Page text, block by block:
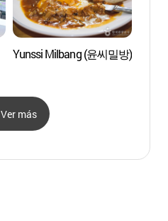
Yunssi Milbang (윤씨밀방)
Ver más